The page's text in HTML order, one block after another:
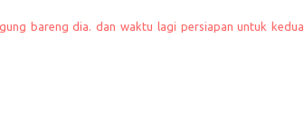
bareng dia. dan waktu lagi persiapan untuk kedua